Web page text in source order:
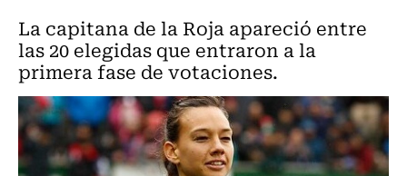
La capitana de la Roja apareció entre
las 20 elegidas que entraron a la
primera fase de votaciones.